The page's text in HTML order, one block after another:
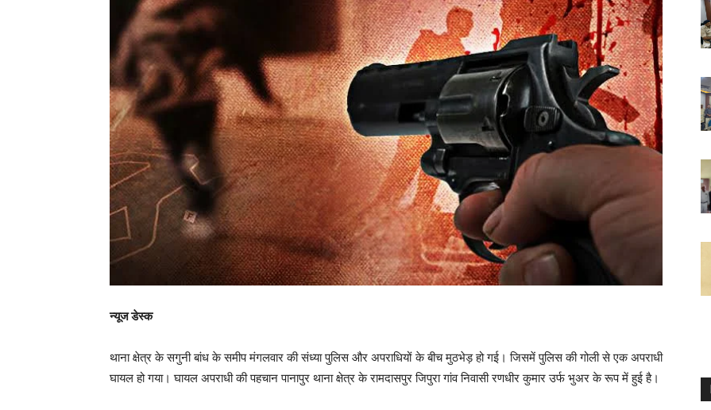
न्यूज डेस्क
थाना क्षेत्र के सगुनी बांध के समीप मंगलवार की संध्या पुलिस और अपराधियों के बीच मुठभेड़ हो गई। जिसमें पुलिस की गोली से एक अपराधी
घायल हो गया। घायल अपराधी की पहचान पानापुर थाना क्षेत्र के रामदासपुर जिपुरा गांव निवासी रणधीर कुमार उर्फ भुअर के रूप में हुई है।